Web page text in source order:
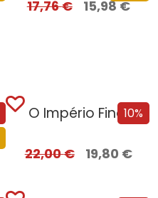
17,76€ 15,98€
10%
O Império Final
22,00€ 19,80 €